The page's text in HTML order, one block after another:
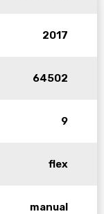
2017
64502
9
flex
manual